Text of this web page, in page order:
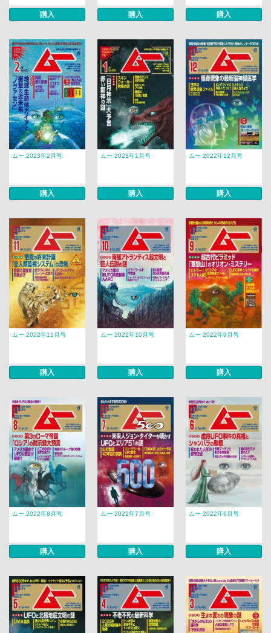
購入 購入 購入
ムー 2023年2月号
購入
ムー 2023年1月号
購入
ムー 2022年12月号
購入
ムー 2022年11月号
購入
ムー 2022年10月号
購入
ムー 2022年9月号
購入
ムー 2022年8月号
購入
ムー 2022年7月号
購入
ムー 2022年6月号
購入